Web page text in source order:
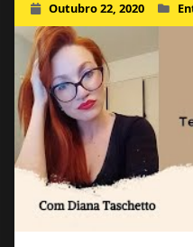
Outubro 22, 2020